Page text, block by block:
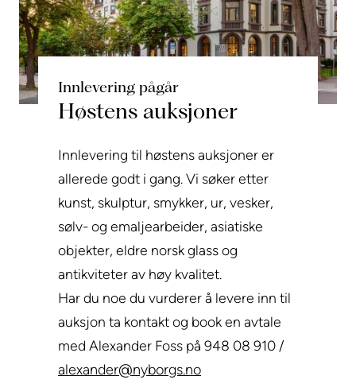
Innlevering pågår
Høstens auksjoner
Innlevering til høstens auksjoner er
allerede godt i gang. Vi søker etter
kunst, skulptur, smykker, ur, vesker,
sølv- og emaljearbeider, asiatiske
objekter, eldre norsk glass og
antikviteter av høy kvalitet.
Har du noe du vurderer å levere inn til
auksjon ta kontakt og book en avtale
med Alexander Foss på 948 08 910 /
alexander@nyborgs.no